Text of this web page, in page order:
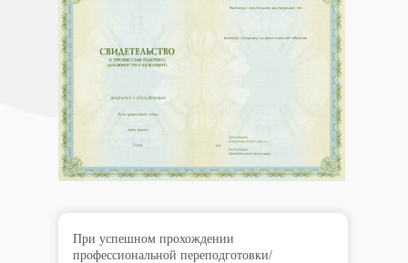
При успешном прохождении
профессиональной переподготовки/